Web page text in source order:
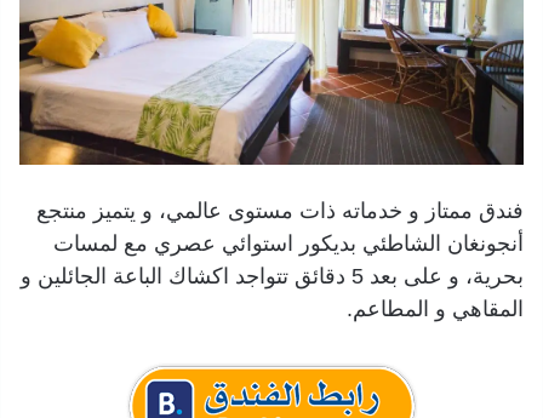
فندق ممتاز و خدماته ذات مستوى عالمي، و يتميز منتجع
أنجونغان الشاطئي بديكور استوائي عصري مع لمسات
بحرية، و على بعد 5 دقائق تتواجد اكشاك الباعة الجائلين و
المقاهي و المطاعم.